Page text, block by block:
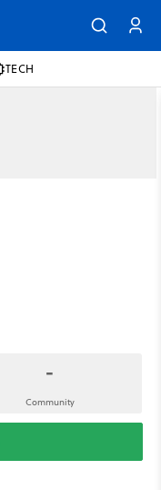
TECH
-
Community